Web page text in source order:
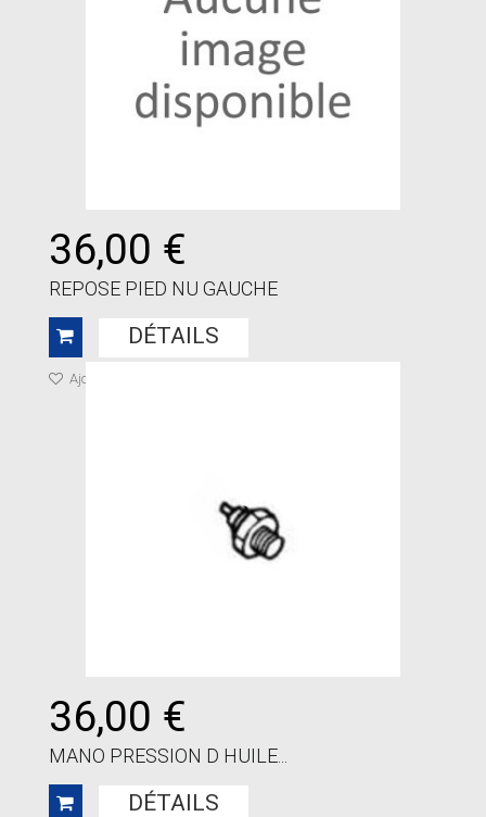
36,00 €
REPOSE PIED NU GAUCHE
DÉTAILS
Ajouter à ma liste de cadeaux
36,00 €
MANO PRESSION D HUILE...
DÉTAILS